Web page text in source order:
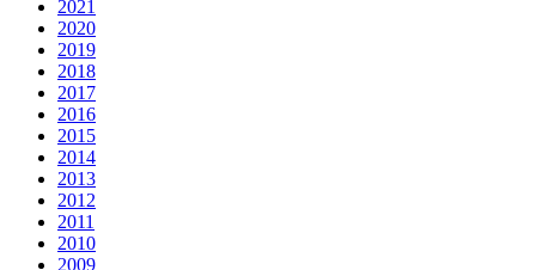
2021
2020
2019
2018
2017
2016
2015
2014
2013
2012
2011
2010
2009